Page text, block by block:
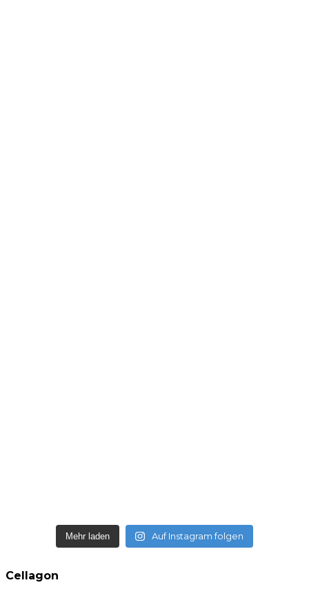
Mehr laden Auf Instagram folgen
Cellagon